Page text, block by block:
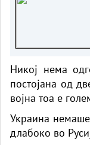
Никој нема
постојана од
војна тоа е
Украина немаше
длабоко во